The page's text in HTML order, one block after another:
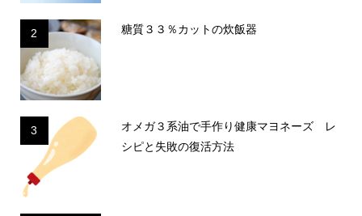
2 糖質３３％カットの炊飯器
3
オメガ３系油で手作り健康マヨネーズ レ
シピと失敗の復活方法